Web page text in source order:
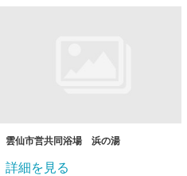
雲仙市営共同浴場 浜の湯
詳細を見る